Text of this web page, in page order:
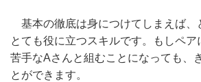
基本の徹底は身につけてしまえば、
とても役に立つスキルです。もしペ
苦手なAさんと組むことになっても、
とができます。